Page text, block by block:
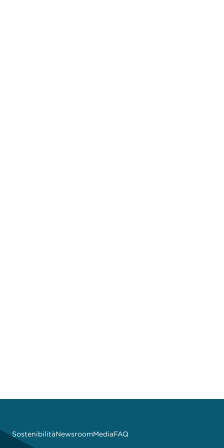
SostenibilitàNewsroomMediaFAQ